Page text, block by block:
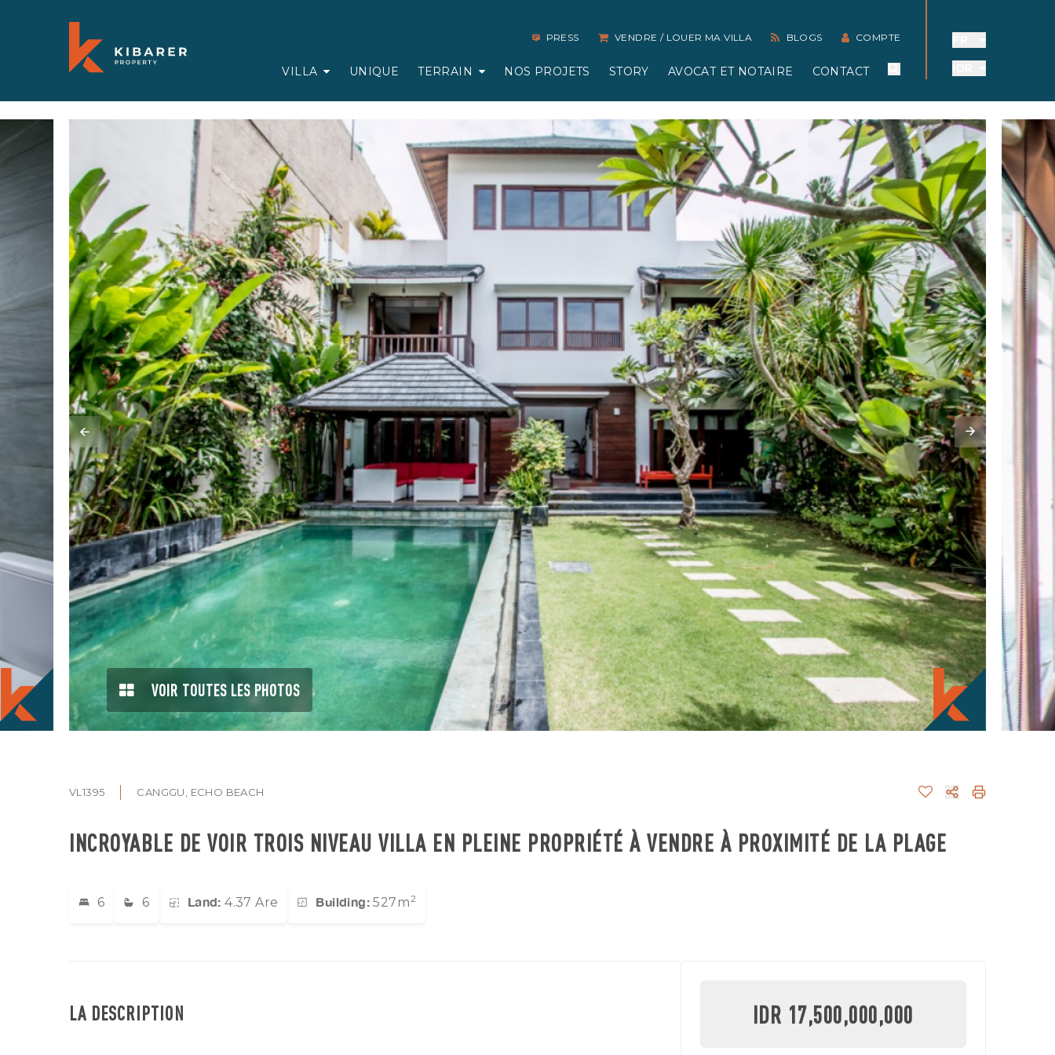
PRESS VENDRE / LOUER MA VILLA BLOGS COMPTE
VILLA UNIQUE TERRAIN NOS PROJETS STORY AVOCAT ET NOTAIRE CONTACT
VOIR TOUTES LES PHOTOS
VL1395 CANGGU, ECHO BEACH
INCROYABLE DE VOIR TROIS NIVEAU VILLA EN PLEINE PROPRIÉTÉ À VENDRE À PROXIMITÉ DE LA PLAGE
6 6 Land: 4.37 Are Building: 527m2
LA DESCRIPTION IDR 17,500,000,000